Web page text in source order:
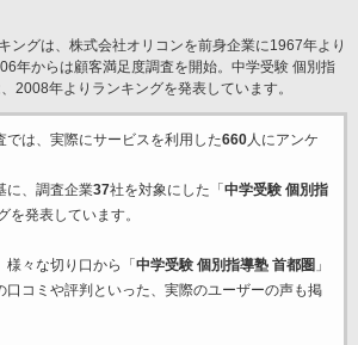
ングは、株式会社オリコンを前身企業に1967年より
年からは顧客満足度調査を開始。中学受験 個別指
2008年よりランキングを発表しています。
では、実際にサービスを利用した660人にアンケ
に、調査企業37社を対象にした「 中学受験 個別指
を発表しています。
々な切り口から「 中学受験 個別指導塾 首都圏 」
口コミや評判といった、実際のユーザーの声も掲